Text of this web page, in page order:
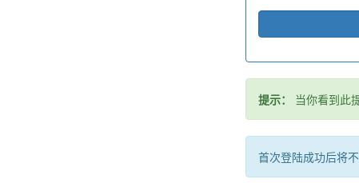
提示： 当你看到此
首次登陆成功后将